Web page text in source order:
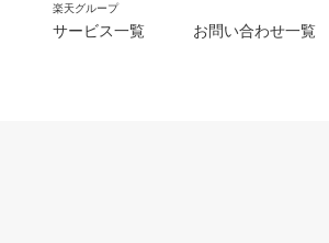
楽天グループ
サービス一覧 お問い合わせ一覧